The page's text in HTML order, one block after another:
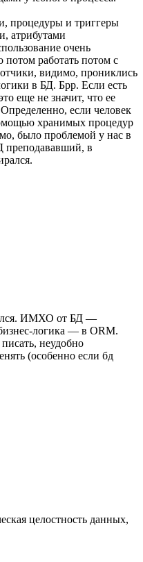
процедуры и триггеры
атрибутами
очень
работать потом с
видимо, прониклись
в БД. Брр. Если есть
еще не значит, что ее
если человек
хранимых процедур
было проблемой у нас в
преподававший, в
ИМХО от БД —
логика — в ORM.
неудобно
(особенно если бд
целостность данных,